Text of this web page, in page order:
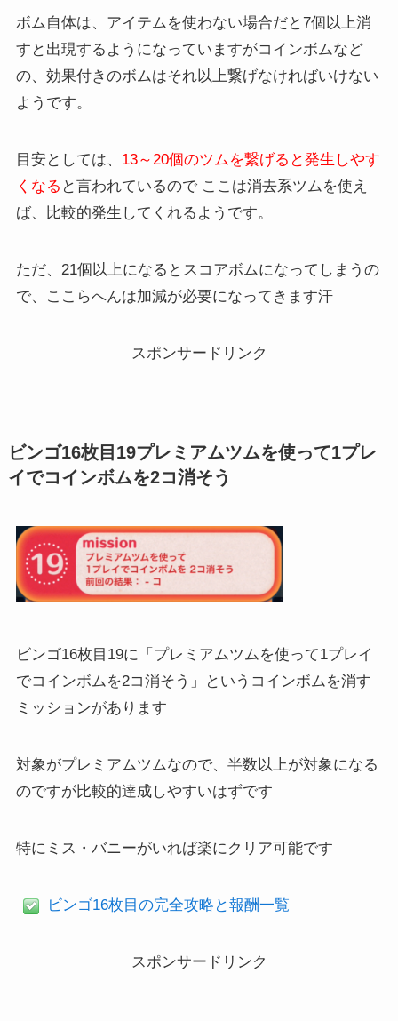
ボム自体は、アイテムを使わない場合だと7個以上消
すと出現するようになっていますがコインボムなど
の、効果付きのボムはそれ以上繋げなければいけない
ようです。
目安としては、 13～20個のツムを繋げると発生しやす
くなる と言われているので ここは消去系ツムを使え
ば、比較的発生してくれるようです。
ただ、21個以上になるとスコアボムになってしまうの
で、ここらへんは加減が必要になってきます汗
スポンサードリンク
ビンゴ16枚目19プレミアムツムを使って1プレ
イでコインボムを2コ消そう
ビンゴ16枚目19に「プレミアムツムを使って1プレイ
でコインボムを2コ消そう」というコインボムを消す
ミッションがあります
対象がプレミアムツムなので、半数以上が対象になる
のですが比較的達成しやすいはずです
特にミス・バニーがいれば楽にクリア可能です
ビンゴ16枚目の完全攻略と報酬一覧
スポンサードリンク